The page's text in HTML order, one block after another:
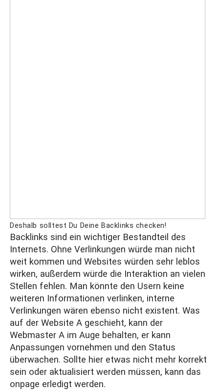
Deshalb solltest Du Deine Backlinks checken!
Backlinks sind ein wichtiger Bestandteil des
Internets. Ohne Verlinkungen würde man nicht
weit kommen und Websites würden sehr leblos
wirken, außerdem würde die Interaktion an vielen
Stellen fehlen. Man könnte den Usern keine
weiteren Informationen verlinken, interne
Verlinkungen wären ebenso nicht existent. Was
auf der Website A geschieht, kann der
Webmaster A im Auge behalten, er kann
Anpassungen vornehmen und den Status
überwachen. Sollte hier etwas nicht mehr korrekt
sein oder aktualisiert werden müssen, kann das
onpage erledigt werden.